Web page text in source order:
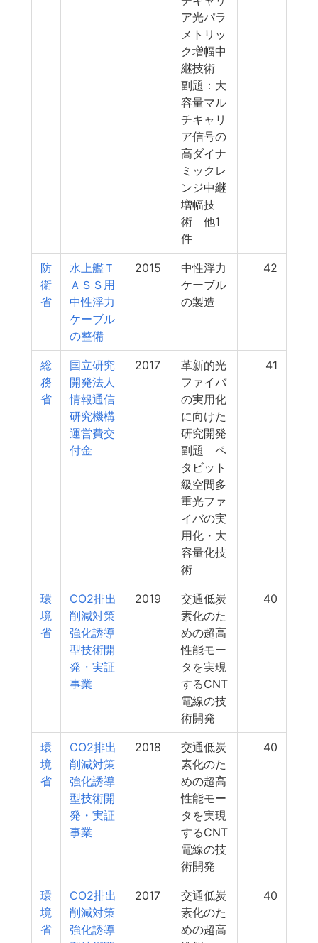
ア光パラ
メトリッ
ク増幅中
継技術
副題：大
容量マル
チキャリ
ア信号の
高ダイナ
ミックレ
ンジ中継
増幅技
術 他1
件
防
衛
省
水上艦Ｔ
ＡＳＳ用
中性浮力
ケーブル
の整備
2015
中性浮力
ケーブル
の製造
42
総
務
省
国立研究
開発法人
情報通信
研究機構
運営費交
付金
2017
革新的光
ファイバ
の実用化
に向けた
研究開発
副題 ペ
タビット
級空間多
重光ファ
イバの実
用化・大
容量化技
術
41
環
境
省
CO2排出
削減対策
強化誘導
型技術開
発・実証
事業
2019
交通低炭
素化のた
めの超高
性能モー
タを実現
するCNT
電線の技
術開発
40
環
境
省
CO2排出
削減対策
強化誘導
型技術開
発・実証
事業
2018
交通低炭
素化のた
めの超高
性能モー
タを実現
するCNT
電線の技
術開発
40
環
境
省
CO2排出
削減対策
強化誘導
2017
交通低炭
素化のた
めの超高
40